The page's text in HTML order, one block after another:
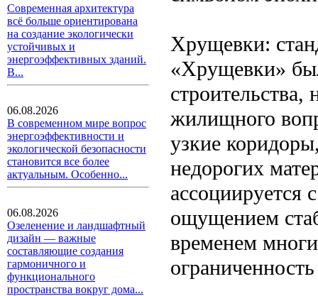
Современная архитектура
всё больше ориентирована
на создание экологически
устойчивых и
энергоэффективных зданий.
В...
06.08.2026
В современном мире вопрос
энергоэффективности и
экологической безопасности
становится все более
актуальным. Особенно...
06.08.2026
Озеленение и ландшафтный
дизайн — важные
составляющие создания
гармоничного и
функционального
пространства вокруг дома...
Хрущевки:
«Хрущевки»
жилищного
узкие
недорогих
ассоциируется
ощущением
временем